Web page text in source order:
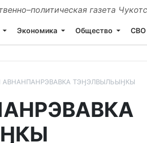
газета
Экономика Общество СВО
АВНАНПАНРЭВАВКА ТЭӇЭЛВЫЛЬЫӇКЫ